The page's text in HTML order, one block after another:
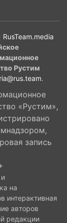
RusTeam.media
Рустим
ria@rus.team.
«Рустим»,
запись
на
интерактивная
авторов
редакции